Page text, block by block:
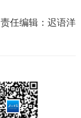
责任编辑：迟语洋